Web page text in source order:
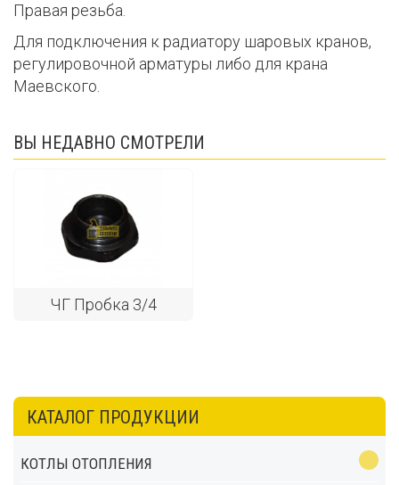
Правая резьба.
Для подключения к радиатору шаровых кранов,
регулировочной арматуры либо для крана
Маевского.
ВЫ НЕДАВНО СМОТРЕЛИ
ЧГ Пробка 3/4
КАТАЛОГ ПРОДУКЦИИ
КОТЛЫ ОТОПЛЕНИЯ